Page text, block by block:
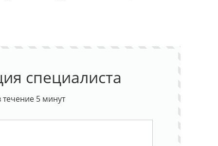
специалиста
5 минут